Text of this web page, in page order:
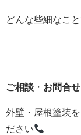
どんな些細なこ
ご相談 ・ お問合せ
外壁・屋根塗装
ださい